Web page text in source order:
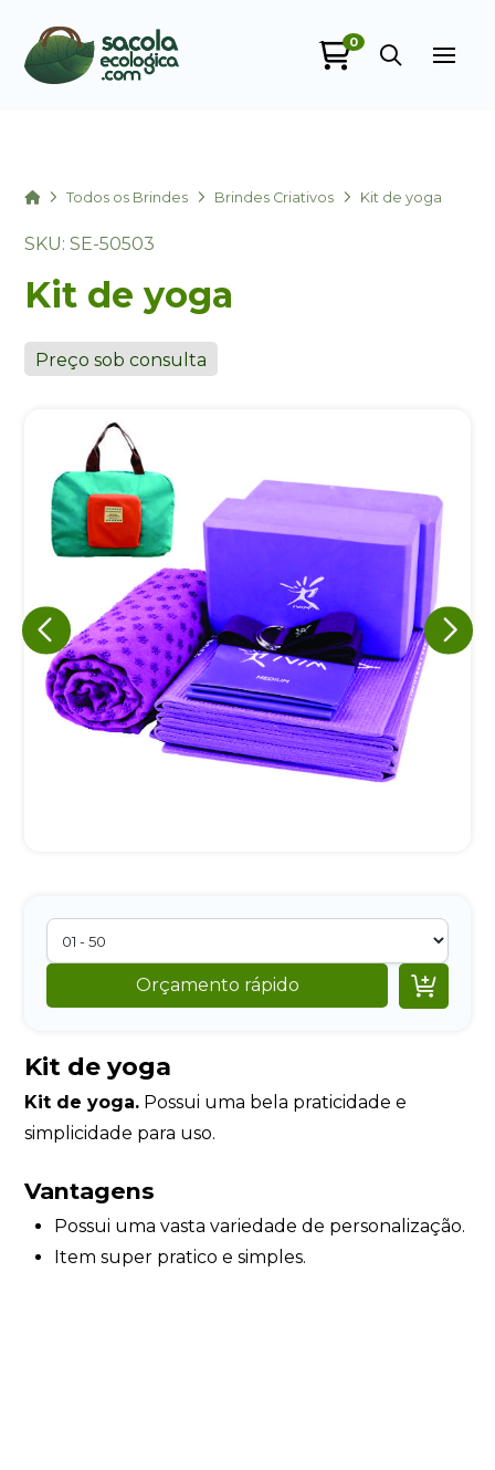
0
HomeTodos os Brindes Brindes Criativos Kit de yoga
SKU: SE-50503
Kit de yoga
Preço sob consulta
Orçamento rápido 
Kit de yoga
Kit de yoga. Possui uma bela praticidade e
simplicidade para uso.
Vantagens
Possui uma vasta variedade de personalização.
Item super pratico e simples.
Eu concordo em receber comunicações.
A nossa empresa está comprometida a proteger e respeitar
sua privacidade, utilizaremos seus dados apenas para fins
de marketing. Você pode alterar suas preferências a
qualquer momento.
Iniciar conversa